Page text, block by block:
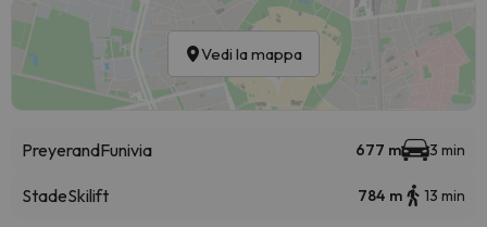
Vedi la mappa
PreyerandFunivia 677 m 3 min
StadeSkilift 784 m 13 min